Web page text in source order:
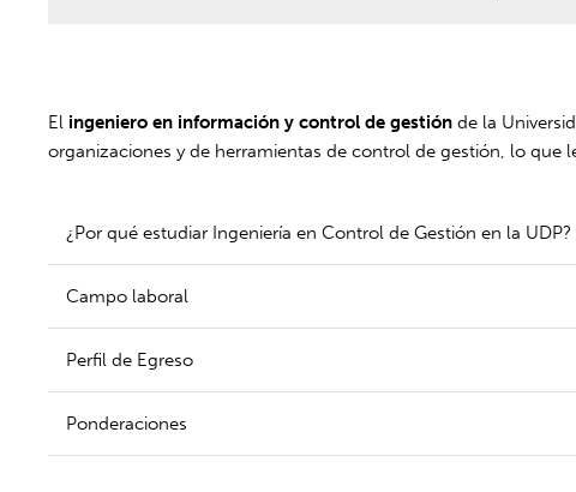
El ingeniero en información y control de gestión de la
organizaciones y de herramientas de control de gestión, lo que
¿Por qué estudiar Ingeniería en Control de Gestión en la UDP?
Campo laboral
Perfil de Egreso
Ponderaciones